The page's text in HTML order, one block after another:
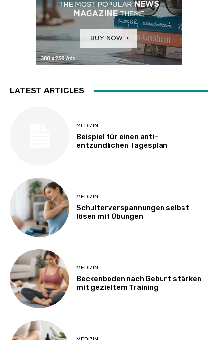
LATEST ARTICLES
MEDIZIN
Beispiel für einen anti-
entzündlichen Tagesplan
MEDIZIN
Schulterverspannungen selbst
lösen mit Übungen
MEDIZIN
Beckenboden nach Geburt stärken
mit gezieltem Training